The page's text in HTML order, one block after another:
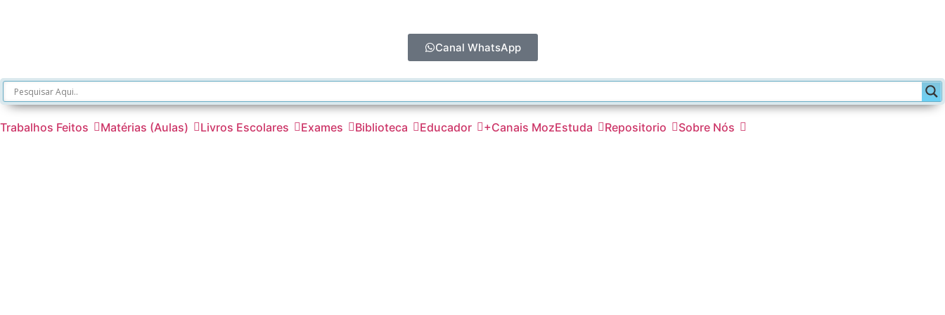
Canal WhatsApp
Trabalhos Feitos Matérias (Aulas) Livros Escolares Exames Biblioteca Educador +Canais MozEstuda Repositorio Sobre Nós